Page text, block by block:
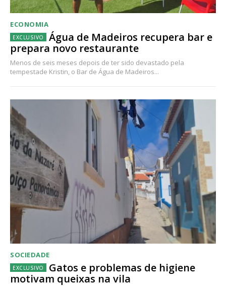
ECONOMIA
Água de Madeiros recupera bar e
prepara novo restaurante
Menos de seis meses depois de ter sido devastado pela
tempestade Kristin, o Bar de Água de Madeiros...
SOCIEDADE
Gatos e problemas de higiene
motivam queixas na vila